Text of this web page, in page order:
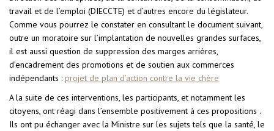
travail et de l’emploi (DIECCTE) et d’autres encore du législateur.
Comme vous pourrez le constater en consultant le document suivant,
outre un moratoire sur l’implantation de nouvelles grandes surfaces,
il est aussi question de suppression des marges arrières,
d’encadrement des promotions et de soutien aux commerces
indépendants : projet de plan d’action contre la vie chère
A la suite de ces interventions, les participants, et notamment les
citoyens, ont réagi dans l’ensemble positivement à ces propositions .
Ils ont pu échanger avec la Ministre sur les sujets tels que la santé, le